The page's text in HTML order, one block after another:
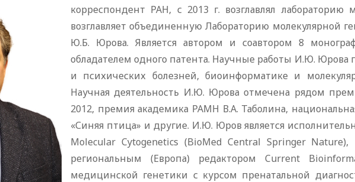
корреспондент РАН, с 2013 г. возглавлял лабораторию
возглавляет объединенную Лабораторию молекулярной
Ю.Б. Юрова. Является автором и соавтором 8
обладателем одного патента. Научные работы И.Ю.
и психических болезней, биоинформатике и
Научная деятельность И.Ю. Юрова отмечена рядом
2012, премия академика РАМН В.А. Таболина,
«Синяя птица» и другие. И.Ю. Юров является
Molecular Cytogenetics (BioMed Central Springer
региональным (Европа) редактором Current
медицинской генетики с курсом пренатальной